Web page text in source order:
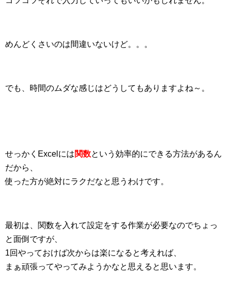
めんどくさいのは間違いないけど。。。
でも、時間のムダな感じはどうしてもありますよね～。
せっかくExcelには関数という効率的にできる方法があるん
だから、
使った方が絶対にラクだなと思うわけです。
最初は、関数を入れて設定をする作業が必要なのでちょっ
と面倒ですが、
1回やっておけば次からは楽になると考えれば、
まぁ頑張ってやってみようかなと思えると思います。